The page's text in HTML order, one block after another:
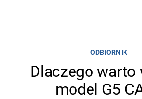
ODBIORNIK
Dlaczego warto
model G5